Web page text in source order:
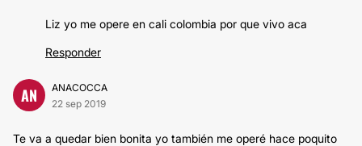
Liz yo me opere en cali colombia por que vivo aca
Responder
AN
ANACOCCA
22 sep 2019
Te va a quedar bien bonita yo también me operé hace poquito